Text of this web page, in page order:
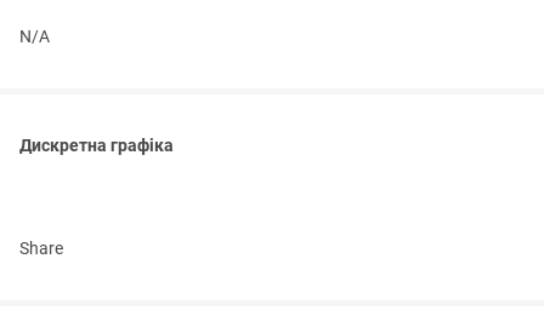
N/A
Дискретна графіка
Share